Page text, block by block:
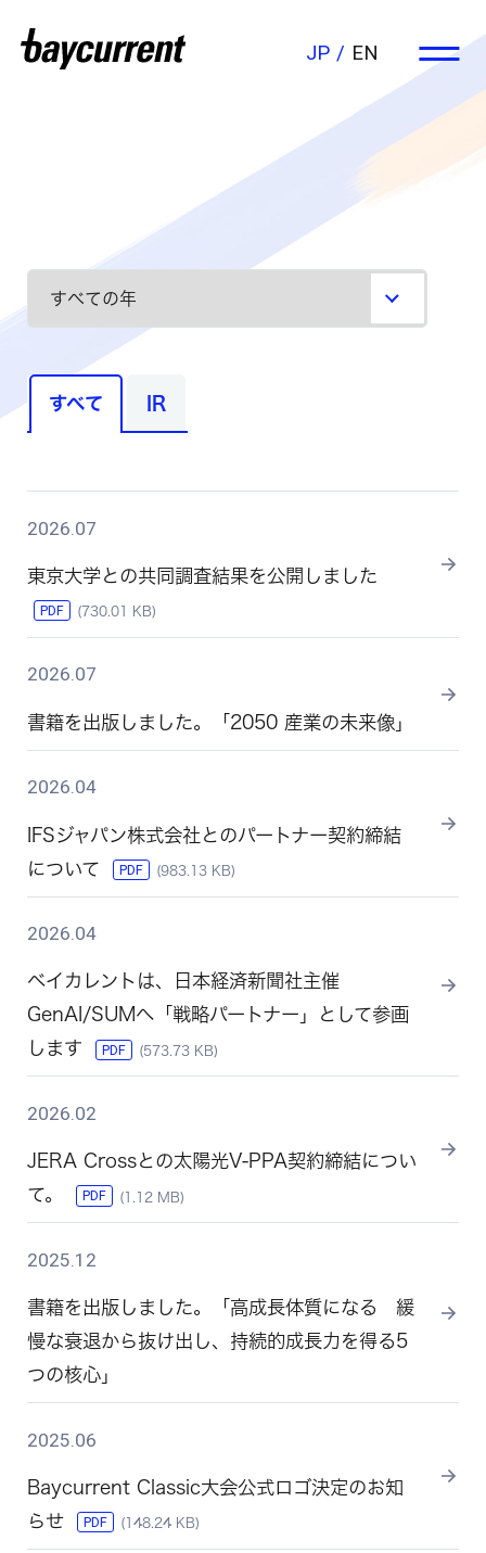
EN
JP
すべて IR
2026.07
東京大学との共同調査結果を公開しました
PDF (730.01 KB)
2026.07
書籍を出版しました。「2050 産業の未来像」
2026.04
IFSジャパン株式会社とのパートナー契約締結
について
PDF (983.13 KB)
2026.04
ベイカレントは、日本経済新聞社主催
GenAI/SUMへ「戦略パートナー」として参画
します
PDF (573.73 KB)
2026.02
JERA Crossとの太陽光V-PPA契約締結につい
て。
PDF (1.12 MB)
2025.12
書籍を出版しました。「高成長体質になる 緩
慢な衰退から抜け出し、持続的成長力を得る5
つの核心」
2025.06
Baycurrent Classic⼤会公式ロゴ決定のお知
らせ
PDF (148.24 KB)